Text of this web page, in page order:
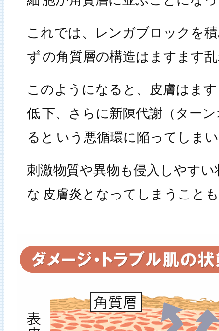
これでは、レンガブロックを
ず の角質層の構造はますます
このようになると、皮膚はま
低下、さらに新陳代謝（ター
ると いう悪循環に陥ってしま
刺激物質や異物も侵入しやす
な 皮膚炎となってしまうこと